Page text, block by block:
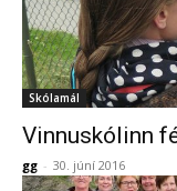
Skólamál
Vinnuskólinn
gg - 30. júní 2016